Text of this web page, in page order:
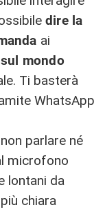
dire la
ai
mondo
Ti basterà
WhatsApp
parlare né
microfono
lontani da
chiara